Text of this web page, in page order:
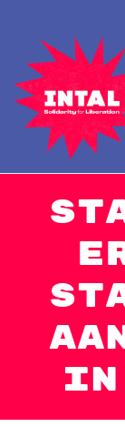
springen
Intal
Globalize